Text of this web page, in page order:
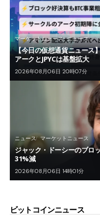
マーケットニュース ニュース
【今日の仮想通貨ニュース
アークとJPYCは基盤拡大
2026年08月06日 20時07分
ニュース マーケットニュース
ジャック・ドーシーのブロ
31%減
2026年08月06日 14時01分
ビットコインニュース